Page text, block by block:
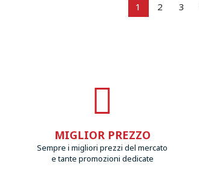
1 2 3
MIGLIOR PREZZO
Sempre i migliori prezzi del mercato
e tante promozioni dedicate